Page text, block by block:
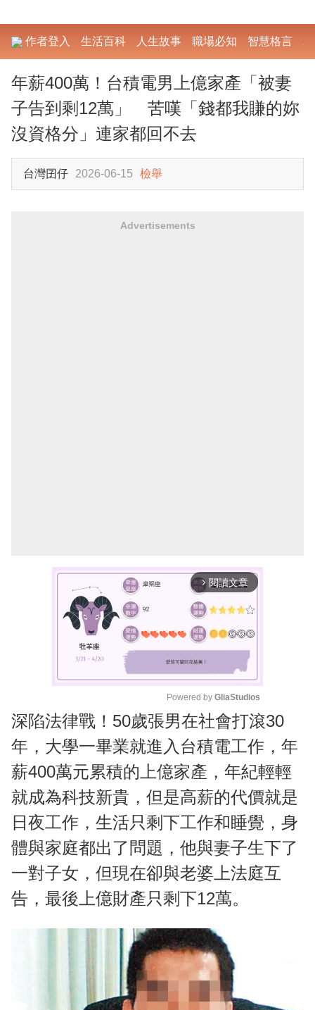
作者登入 生活百科 人生故事 職場必知 智慧格言
年薪400萬！台積電男上億家產「被妻
子告到剩12萬」 苦嘆「錢都我賺的妳
沒資格分」連家都回不去
台灣囝仔 2026-06-15 檢舉
Advertisements
arrow_forward_ios 閱讀文章
M
u
Powered by GliaStudios
深陷法律戰！50歲張男在社會打滾30
年，大學一畢業就進入台積電工作，年
薪400萬元累積的上億家產，年紀輕輕
就成為科技新貴，但是高薪的代價就是
日夜工作，生活只剩下工作和睡覺，身
體與家庭都出了問題，他與妻子生下了
一對子女，但現在卻與老婆上法庭互
告，最後上億財產只剩下12萬。